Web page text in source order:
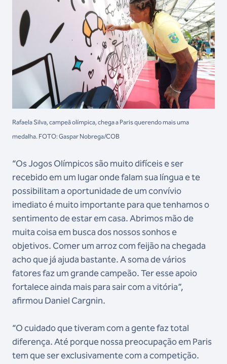
Rafaela Silva, campeã olímpica, chega a Paris querendo mais uma
medalha. FOTO: Gaspar Nobrega/COB
“Os Jogos Olímpicos são muito difíceis e ser
recebido em um lugar onde falam sua língua e te
possibilitam a oportunidade de um convívio
imediato é muito importante para que tenhamos o
sentimento de estar em casa. Abrimos mão de
muita coisa em busca dos nossos sonhos e
objetivos. Comer um arroz com feijão na chegada
acho que já ajuda bastante. A soma de vários
fatores faz um grande campeão. Ter esse apoio
fortalece ainda mais para sair com a vitória”,
afirmou Daniel Cargnin.
“O cuidado que tiveram com a gente faz total
diferença. Até porque nossa preocupação em Paris
tem que ser exclusivamente com a competição.